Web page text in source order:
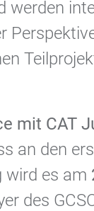
werden
mit CAT
an den
wird es am
des